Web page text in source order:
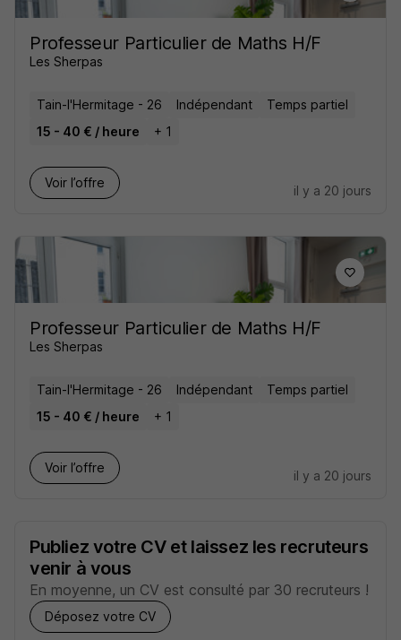
Professeur Particulier de Maths H/F
Les Sherpas
Tain-l'Hermitage - 26 Indépendant
Temps partiel
15 - 40 € / heure
+ 1
Voir l’offre
il y a 20 jours
Professeur Particulier de Maths H/F
Les Sherpas
Tain-l'Hermitage - 26 Indépendant
Temps partiel
15 - 40 € / heure
+ 1
Voir l’offre
il y a 20 jours
Publiez votre CV et laissez les recruteurs
venir à vous
En moyenne, un CV est consulté par 30 recruteurs !
Déposez votre CV